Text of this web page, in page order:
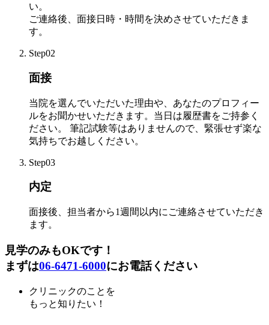
い。
ご連絡後、面接日時・時間を決めさせていただきま
す。
Step02
面接
当院を選んでいただいた理由や、あなたのプロフィー
ルをお聞かせいただきます。当日は履歴書をご持参く
ださい。 筆記試験等はありませんので、緊張せず楽な
気持ちでお越しください。
Step03
内定
面接後、担当者から1週間以内にご連絡させていただき
ます。
見学のみもOKです！
まずは06-6471-6000にお電話ください
クリニックのことを
もっと知りたい！